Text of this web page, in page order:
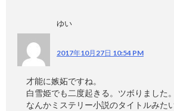
ゆい
2017年10月27日 10:54 PM
才能に嫉妬ですね。
白雪姫でも二度起きる。ツボりました。
なんかミステリー小説のタイトルみたい